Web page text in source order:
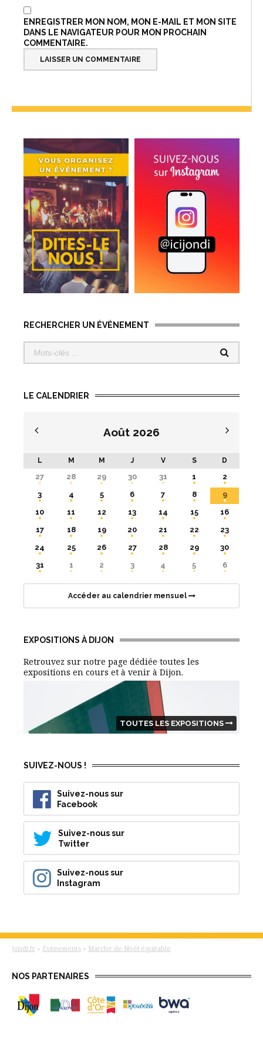
ENREGISTRER MON NOM, MON E-MAIL ET MON SITE
DANS LE NAVIGATEUR POUR MON PROCHAIN
COMMENTAIRE.
RECHERCHER UN ÉVÉNEMENT
LE CALENDRIER
Août 2026
L M M J V S D
27 28 29 30 31 1
2
3
4 5 6 7 8
9
10
11 12 13 14 15
16
17
18 19 20 21 22
23
24
25 26 27 28 29
30
31
1 2 3 4 5 6
Accéder au calendrier mensuel
EXPOSITIONS À DIJON
Retrouvez sur notre page dédiée toutes les
expositions en cours et à venir à Dijon.
TOUTES LES EXPOSITIONS
SUIVEZ-NOUS !
Suivez-nous sur
Facebook
Suivez-nous sur
Twitter
Suivez-nous sur
Instagram
Jondi.fr » Évènements » Marché de Noël équitable
NOS PARTENAIRES